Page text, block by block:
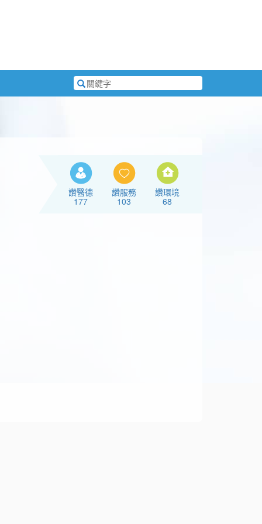
搜
尋
讚醫德
177
讚服務
103
讚環境
68